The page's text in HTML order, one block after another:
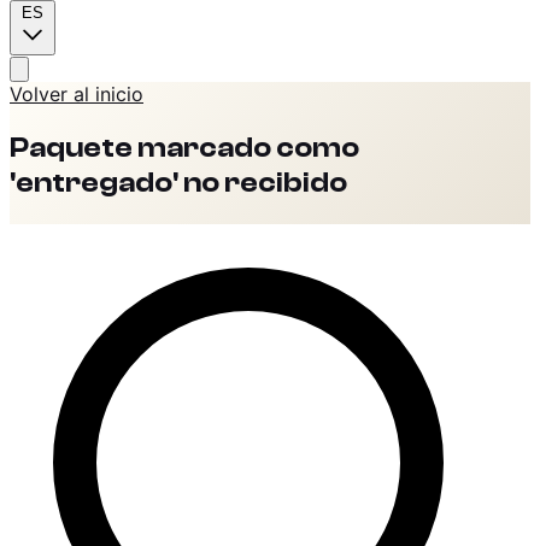
ES
Volver al inicio
Paquete marcado como
'entregado' no recibido